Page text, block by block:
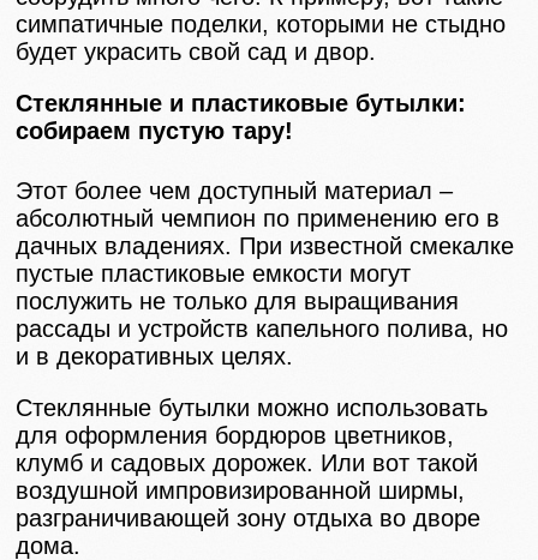
симпатичные поделки, которыми не стыдно
будет украсить свой сад и двор.
Стеклянные и пластиковые бутылки:
собираем пустую тару!
Этот более чем доступный материал –
абсолютный чемпион по применению его в
дачных владениях. При известной смекалке
пустые пластиковые емкости могут
послужить не только для выращивания
рассады и устройств капельного полива, но
и в декоративных целях.
Стеклянные бутылки можно использовать
для оформления бордюров цветников,
клумб и садовых дорожек. Или вот такой
воздушной импровизированной ширмы,
разграничивающей зону отдыха во дворе
дома.